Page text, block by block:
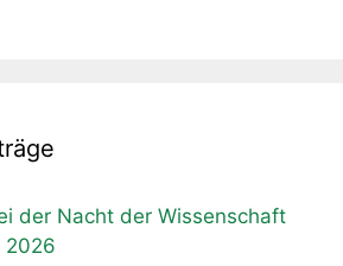
der Nacht der Wissenschaft
2026